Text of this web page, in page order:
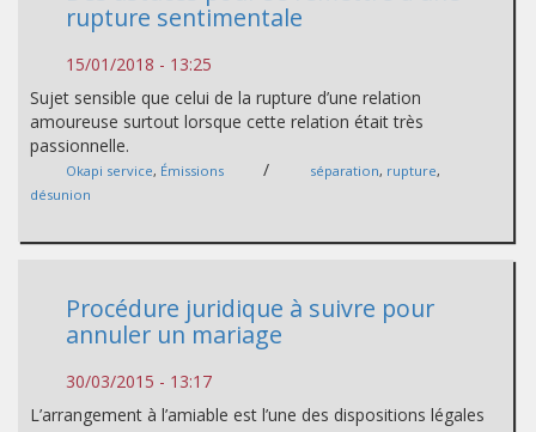
rupture sentimentale
15/01/2018 - 13:25
Sujet sensible que celui de la rupture d’une relation
amoureuse surtout lorsque cette relation était très
passionnelle.
Okapi service, Émissions / séparation, rupture,
désunion
Procédure juridique à suivre pour
annuler un mariage
30/03/2015 - 13:17
L’arrangement à l’amiable est l’une des dispositions légales